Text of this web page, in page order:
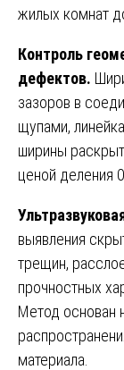
жилых комнат
Контроль
дефектов.
зазоров в
щупами,
ширины
ценой деления
выявления
трещин,
прочностных
Метод основан
материала.